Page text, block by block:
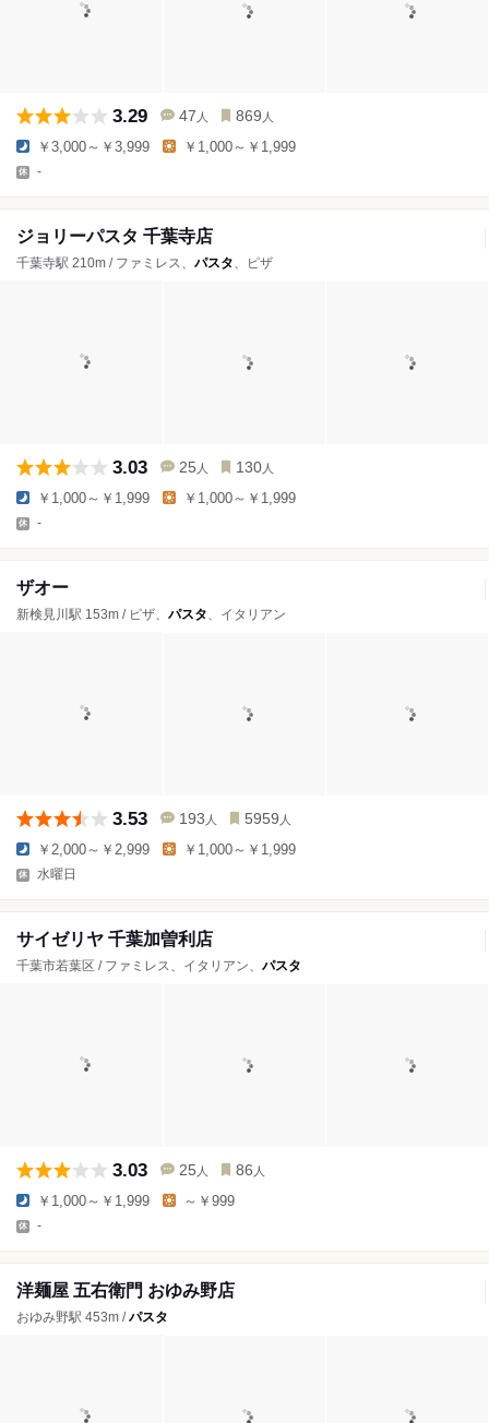
3.29 47 人 869 人
￥3,000～￥3,999 ￥1,000～￥1,999
-
ジョリーパスタ 千葉寺店
千葉寺駅 210m / ファミレス、 パスタ、ピザ
3.03 25 人 130 人
￥1,000～￥1,999 ￥1,000～￥1,999
-
ザオー
新検見川駅 153m / ピザ、 パスタ、イタリアン
3.53 193 人 5959 人
￥2,000～￥2,999 ￥1,000～￥1,999
水曜日
サイゼリヤ 千葉加曽利店
千葉市若葉区 / ファミレス、イタリアン、 パスタ
3.03 25 人 86 人
￥1,000～￥1,999 ～￥999
-
洋麺屋 五右衛門 おゆみ野店
おゆみ野駅 453m /パスタ